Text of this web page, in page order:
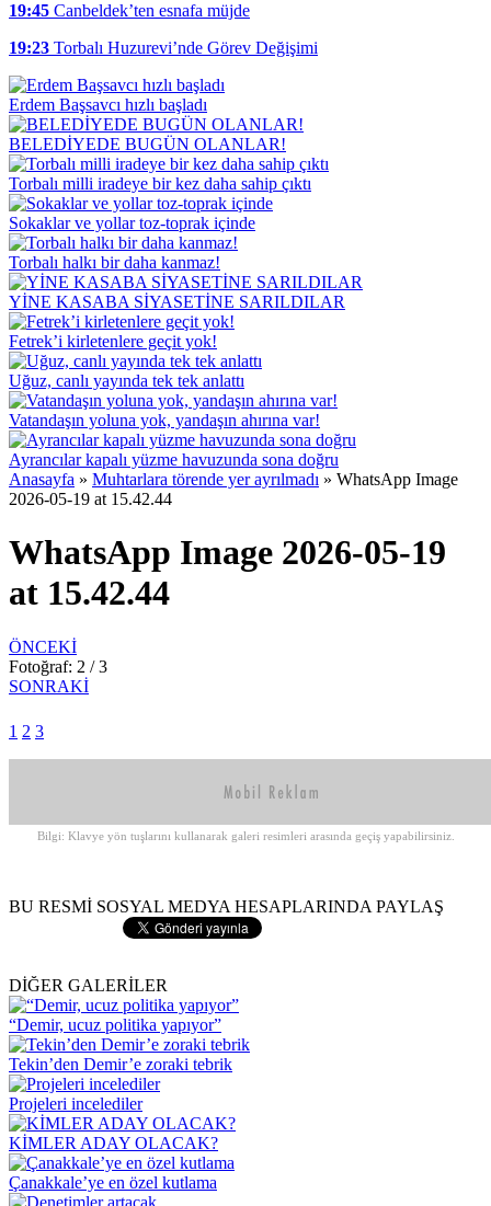
19:45 Canbeldek’ten esnafa müjde
19:23 Torbalı Huzurevi’nde Görev Değişimi
Erdem Başsavcı hızlı başladı
BELEDİYEDE BUGÜN OLANLAR!
Torbalı milli iradeye bir kez daha sahip çıktı
Sokaklar ve yollar toz-toprak içinde
Torbalı halkı bir daha kanmaz!
YİNE KASABA SİYASETİNE SARILDILAR
Fetrek’i kirletenlere geçit yok!
Uğuz, canlı yayında tek tek anlattı
Vatandaşın yoluna yok, yandaşın ahırına var!
Ayrancılar kapalı yüzme havuzunda sona doğru
Anasayfa » Muhtarlara törende yer ayrılmadı » WhatsApp Image
2026-05-19 at 15.42.44
WhatsApp Image 2026-05-19
at 15.42.44
ÖNCEKİ
Fotoğraf: 2 / 3
SONRAKİ
1 2 3
Bilgi: Klavye yön tuşlarını kullanarak galeri resimleri arasında geçiş yapabilirsiniz.
BU RESMİ SOSYAL MEDYA HESAPLARINDA PAYLAŞ
DİĞER GALERİLER
“Demir, ucuz politika yapıyor”
Tekin’den Demir’e zoraki tebrik
Projeleri incelediler
KİMLER ADAY OLACAK?
Çanakkale’ye en özel kutlama